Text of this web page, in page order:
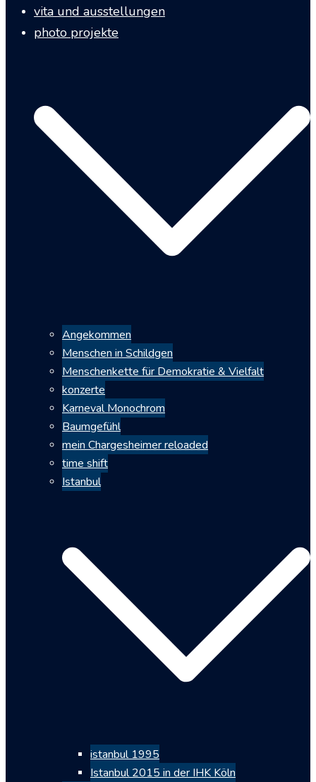
vita und ausstellungen
photo projekte
Angekommen
Menschen in Schildgen
Menschenkette für Demokratie & Vielfalt
konzerte
Karneval Monochrom
Baumgefühl
mein Chargesheimer reloaded
time shift
Istanbul
istanbul 1995
Istanbul 2015 in der IHK Köln